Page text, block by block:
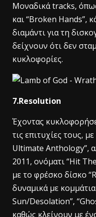
Μοναδικά tracks,
και “Broken Hands”,
διαμάντι για τη
δείχνουν ότι δεν
κυκλοφορίες.
7.Resolution
Έχοντας
τις επιτυχίες τους,
Ultimate Anthology”,
2011, ονόματι “Hit
με το φρέσκο δίσκο
δυναμικά με
Sun/Desolation”,
καθώς κλείνουν με